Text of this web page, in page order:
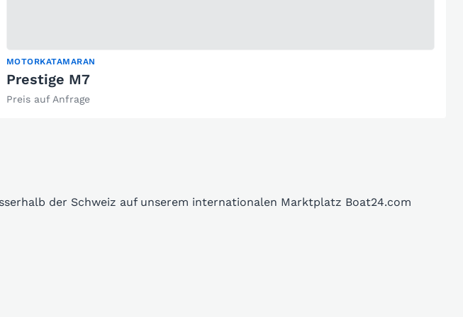
MOTORKATAMARAN
Prestige M7
Preis auf Anfrage
der Schweiz auf unserem internationalen Marktplatz Boat24.com